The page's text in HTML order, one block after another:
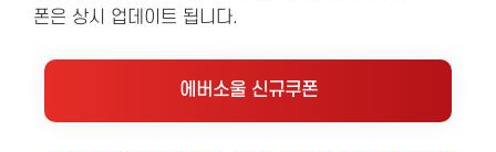
폰은 상시 업데이트 됩니다.
에버소울 신규쿠폰